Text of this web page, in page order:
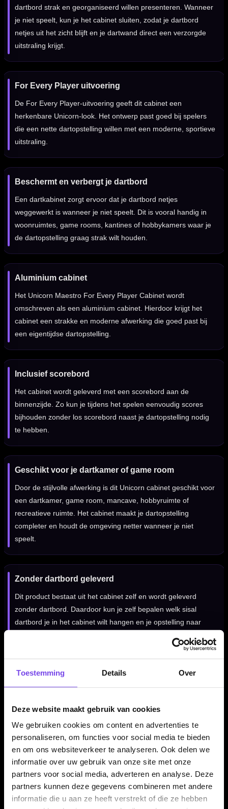
Toestemming Details Over
Deze website maakt gebruik van cookies
We gebruiken cookies om content en advertenties te
personaliseren, om functies voor social media te bieden
en om ons websiteverkeer te analyseren. Ook delen we
informatie over uw gebruik van onze site met onze
partners voor social media, adverteren en analyse. Deze
partners kunnen deze gegevens combineren met andere
informatie die u aan ze heeft verstrekt of die ze hebben
dartbord strak en georganiseerd willen presenteren. Wanneer
je niet speelt, kun je het cabinet sluiten, zodat je dartbord
netjes uit het zicht blijft en je dartwand direct een verzorgde
uitstraling krijgt.
For Every Player uitvoering
De For Every Player-uitvoering geeft dit cabinet een
herkenbare Unicorn-look. Het ontwerp past goed bij spelers
die een nette dartopstelling willen met een moderne, sportieve
uitstraling.
Beschermt en verbergt je dartbord
Een dartkabinet zorgt ervoor dat je dartbord netjes
weggewerkt is wanneer je niet speelt. Dit is vooral handig in
woonruimtes, game rooms, kantines of hobbykamers waar je
de dartopstelling graag strak wilt houden.
Aluminium cabinet
Het Unicorn Maestro For Every Player Cabinet wordt
omschreven als een aluminium cabinet. Hierdoor krijgt het
cabinet een strakke en moderne afwerking die goed past bij
een eigentijdse dartopstelling.
Inclusief scorebord
Het cabinet wordt geleverd met een scorebord aan de
binnenzijde. Zo kun je tijdens het spelen eenvoudig scores
bijhouden zonder los scorebord naast je dartopstelling nodig
te hebben.
Geschikt voor je dartkamer of game room
Door de stijlvolle afwerking is dit Unicorn cabinet geschikt voor
een dartkamer, game room, mancave, hobbyruimte of
recreatieve ruimte. Het cabinet maakt je dartopstelling
completer en houdt de omgeving netter wanneer je niet
speelt.
Zonder dartbord geleverd
Dit product bestaat uit het cabinet zelf en wordt geleverd
zonder dartbord. Daardoor kun je zelf bepalen welk sisal
dartbord je in het cabinet wilt hangen en je opstelling naar
Advies voor gebruik van het scorebord
en maak het scorebord na gebruik schoon. Vermijd
LED-verlichting rondom je dartopstelling.
Combineer met dartbord en verlichting
Het Unicorn Maestro For Every Player Cabinet is goed te
combineren met een standaard sisal dartbord en passende